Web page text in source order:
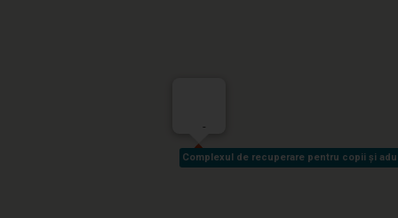
Complexul de recuperare pentru copii și
Complexul de recuperare pentru copii și
-